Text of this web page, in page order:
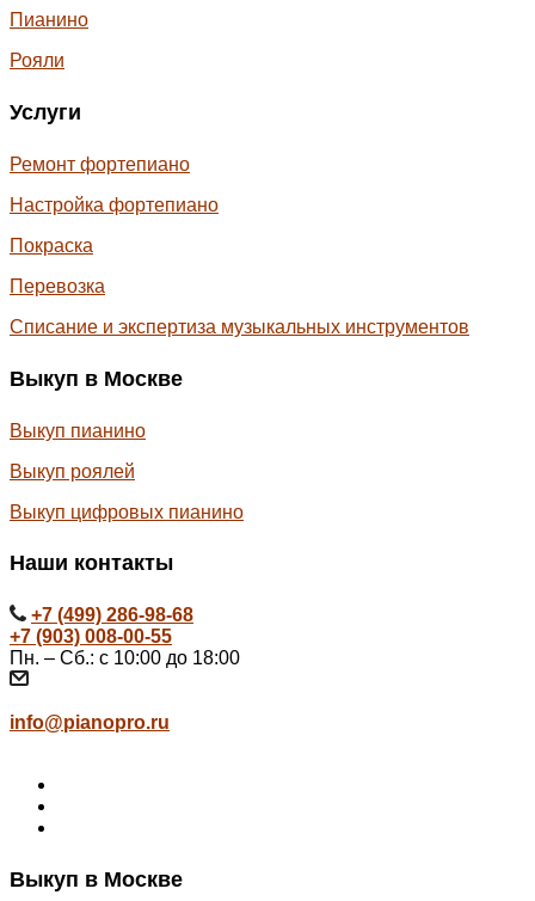
Пианино
Рояли
Услуги
Ремонт фортепиано
Настройка фортепиано
Покраска
Перевозка
Списание и экспертиза музыкальных инструментов
Выкуп в Москве
Выкуп пианино
Выкуп роялей
Выкуп цифровых пианино
Наши контакты
+7 (499) 286-98-68
+7 (903) 008-00-55
Пн. – Сб.: с 10:00 до 18:00
info@pianopro.ru
Выкуп в Москве